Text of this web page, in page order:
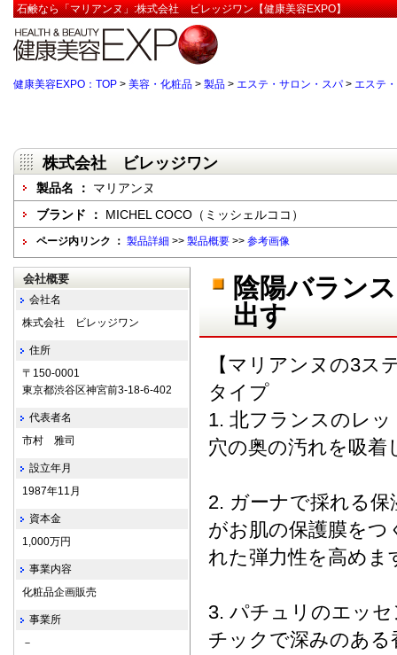
石鹸なら「マリアンヌ」:株式会社 ビレッジワン【健康美容EXPO】
健康美容EXPO：TOP > 美容・化粧品 > 製品 > エステ・サロン・スパ> エステ
株式会社 ビレッジワン
製品名 ： マリアンヌ
ブランド ： MICHEL COCO（ミッシェルココ）
ページ内リンク ： 製品詳細 >> 製品概要 >> 参考画像
陰陽バラン
出す
【マリアンヌの3
タイプ
1. 北フランスのレ
穴の奥の汚れを吸着
2. ガーナで採れる
がお肌の保護膜を
れた弾力性を高めま
3. パチュリのエッ
チックで深みのあ
会社概要
会社名
株式会社 ビレッジワン
住所
〒150-0001
東京都渋谷区神宮前3-18-6-402
代表者名
市村 雅司
設立年月
1987年11月
資本金
1,000万円
事業内容
化粧品企画販売
事業所
－